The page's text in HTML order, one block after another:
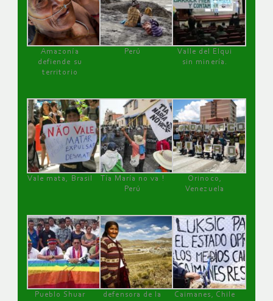
Amazonía
defiende su
territorio
Perú
Valle del Elqui
sin minería.
Vale mata, Brasil
Tía María no va !
Perú
Orinoco,
Venezuela
Pueblo Shuar defensora de la Caimanes, Chile